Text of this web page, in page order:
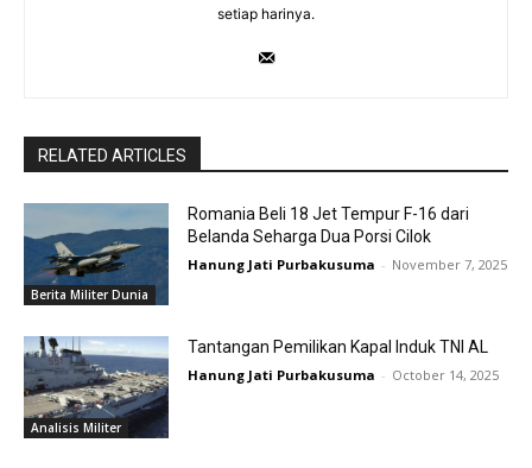
setiap harinya.
RELATED ARTICLES
Berita Militer Dunia
Romania Beli 18 Jet Tempur F-16 dari
Belanda Seharga Dua Porsi Cilok
Hanung Jati Purbakusuma - November 7, 2025
Analisis Militer
Tantangan Pemilikan Kapal Induk TNI AL
Hanung Jati Purbakusuma - October 14, 2025